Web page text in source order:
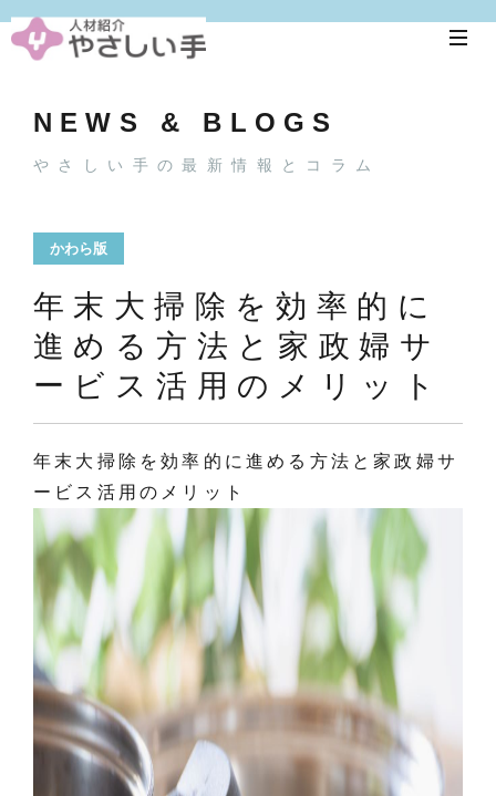
NEWS & BLOGS
やさしい手の最新情報とコラム
かわら版
年末大掃除を効率的に
進める方法と家政婦サ
ービス活用のメリット
年末大掃除を効率的に進める方法と家政婦サ
ービス活用のメリット